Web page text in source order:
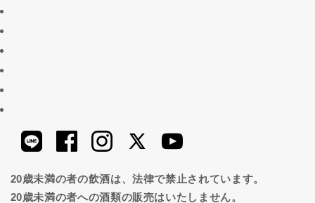
20歳未満の者の飲酒は、法律で禁止されています。
20歳未満の者への酒類の販売はいたしません。